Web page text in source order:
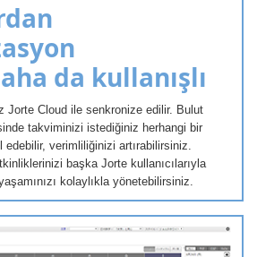
da kullanışlı
Jorte Cloud ile senkronize edilir. Bulut
takviminizi istediğiniz herhangi bir
edebilir, verimliliğinizi artırabilirsiniz.
başka Jorte kullanıcılarıyla
kolaylıkla yönetebilirsiniz.